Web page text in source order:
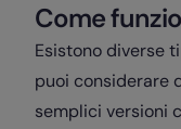
Come
Esistono diverse
puoi considerare
semplici versioni